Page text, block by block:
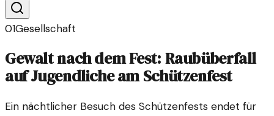
01Gesellschaft
Gewalt nach dem Fest: Raubüberfall
auf Jugendliche am Schützenfest
Ein nächtlicher Besuch des Schützenfests endet für